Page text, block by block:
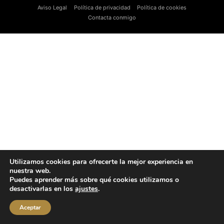
Aviso Legal Política de privacidad
Política de cookies
Contacta conmigo
Utilizamos cookies para ofrecerte la mejor experiencia en
nuestra web.
Puedes aprender más sobre qué cookies utilizamos o
desactivarlas en los ajustes.
Aceptar